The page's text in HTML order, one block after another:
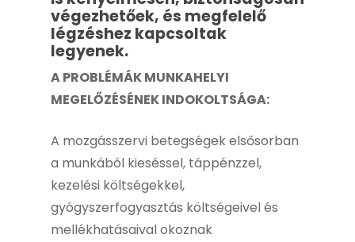
végezhetőek, és megfelelő
légzéshez kapcsoltak
legyenek.
A PROBLÉMÁK MUNKAHELYI
MEGELŐZÉSÉNEK INDOKOLTSÁGA:
A mozgásszervi betegségek elsősorban
a munkából kieséssel, táppénzzel,
kezelési költségekkel,
gyógyszerfogyasztás költségeivel és
mellékhatásaival okoznak